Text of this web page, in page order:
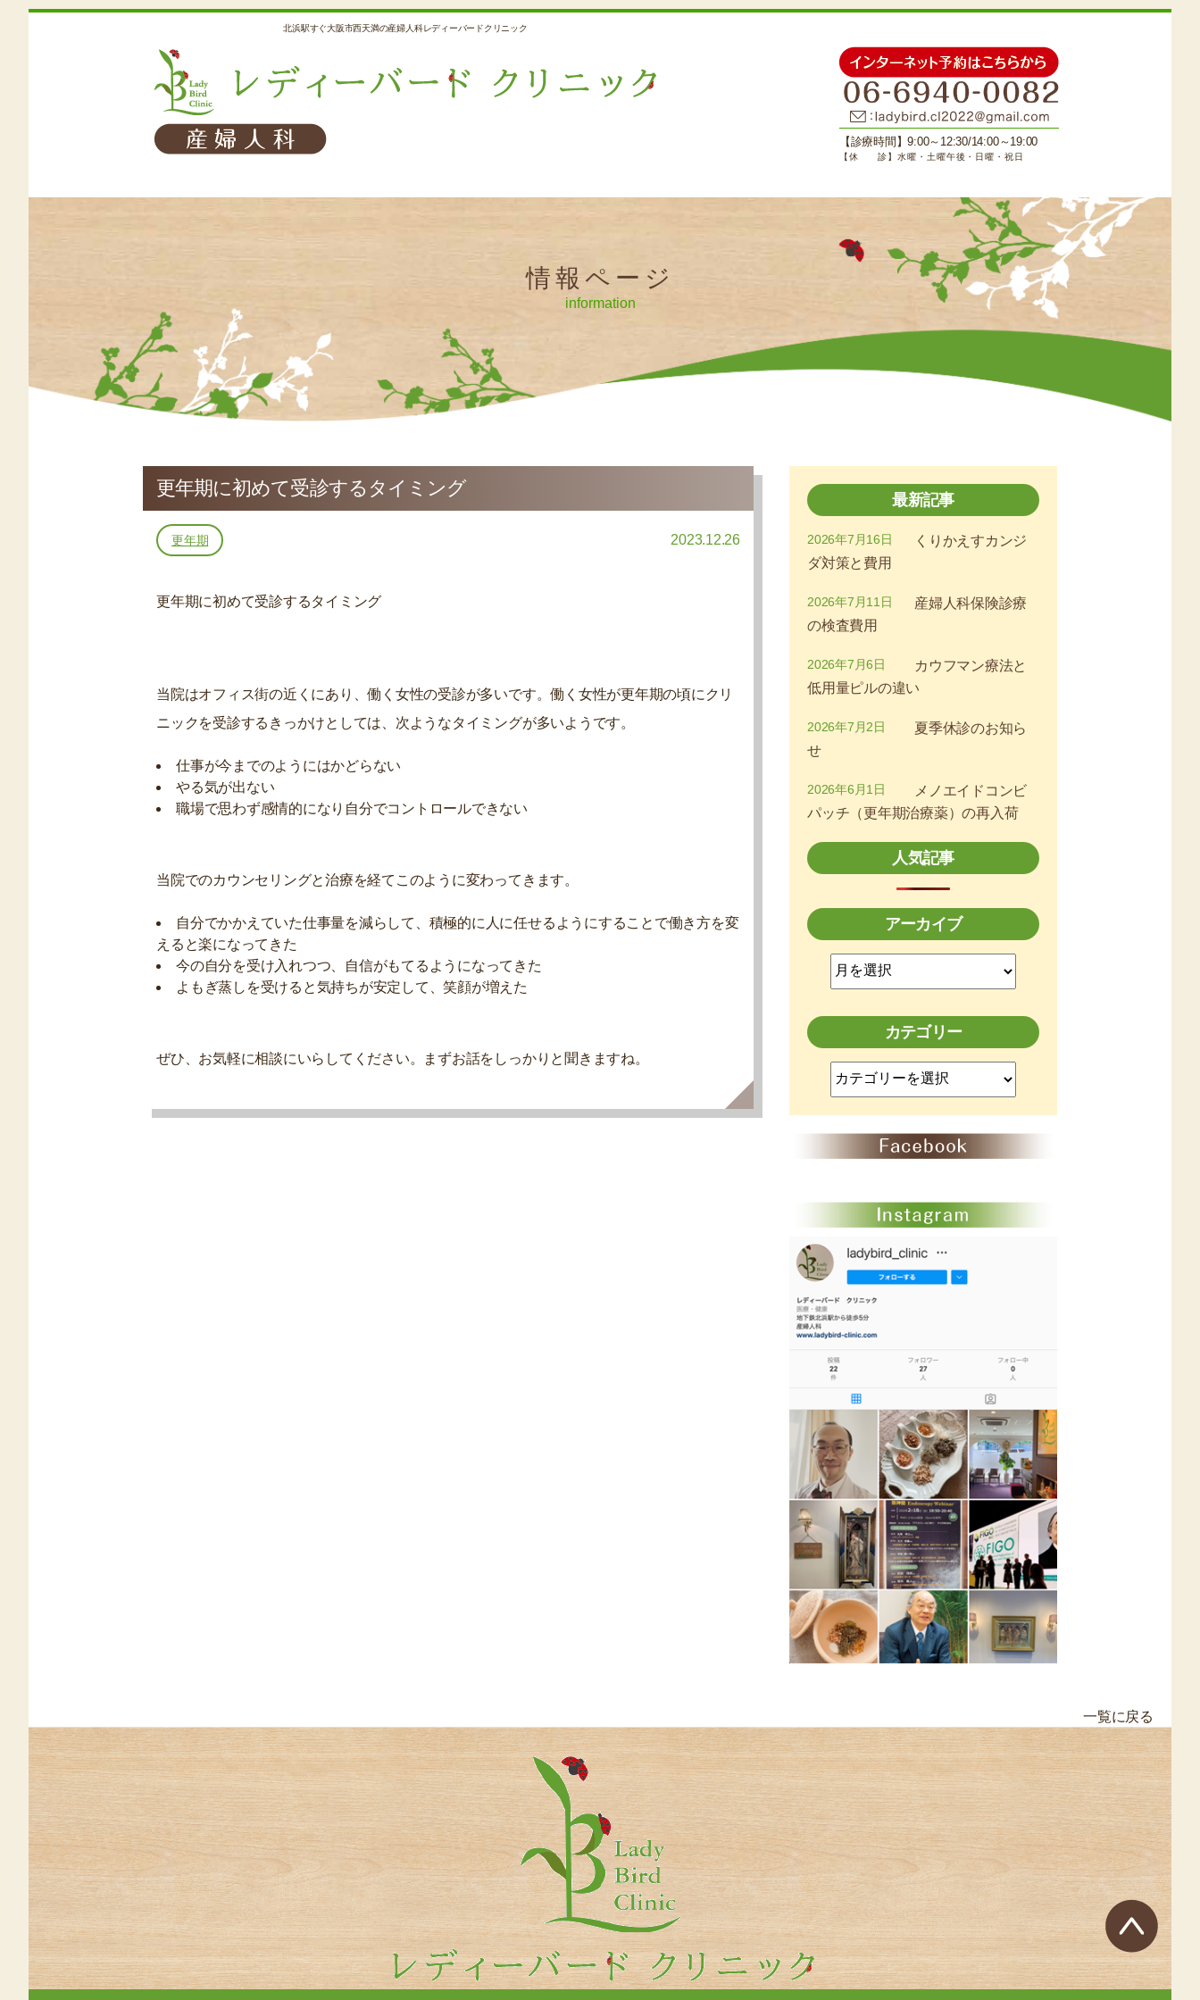
北浜駅すぐ大阪市西天満の産婦人科レディーバードクリニック
【診療時間】9:00～12:30/14:00～19:00
【休 診】水曜・土曜午後・日曜・祝日
情報ページ
information
更年期に初めて受診するタイミング
更年期 2023.12.26
更年期に初めて受診するタイミング
当院はオフィス街の近くにあり、働く女性の受診が多いです。働く女性が更年期の頃にクリ
ニックを受診するきっかけとしては、次ようなタイミングが多いようです。
仕事が今までのようにはかどらない
やる気が出ない
職場で思わず感情的になり自分でコントロールできない
当院でのカウンセリングと治療を経てこのように変わってきます。
自分でかかえていた仕事量を減らして、積極的に人に任せるようにすることで働き方を変
えると楽になってきた
今の自分を受け入れつつ、自信がもてるようになってきた
よもぎ蒸しを受けると気持ちが安定して、笑顔が増えた
ぜひ、お気軽に相談にいらしてください。まずお話をしっかりと聞きますね。
最新記事
くりかえすカンジ
ダ対策と費用
2026年7月16日
産婦人科保険診療
の検査費用
2026年7月11日
カウフマン療法と
低用量ピルの違い
2026年7月6日
夏季休診のお知ら
せ
2026年7月2日
メノエイドコンビ
パッチ（更年期治療薬）の再入荷
2026年6月1日
人気記事
アーカイブ
イ
ブ
カテゴリー
ゴ
リ
ー
一覧に戻る